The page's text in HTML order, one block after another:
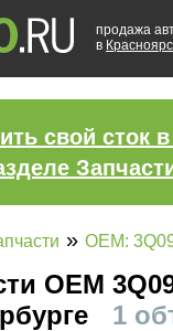
продажа
в
свой сток
» OEM:
ОЕМ
1